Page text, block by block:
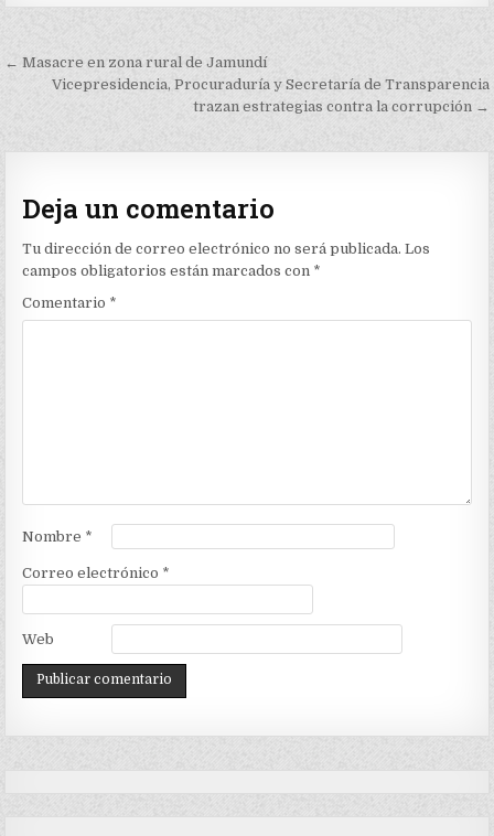
Navegación
← Masacre en zona rural de Jamundí
Vicepresidencia, Procuraduría y Secretaría de Transparencia
trazan estrategias contra la corrupción →
Deja un comentario
Tu dirección de correo electrónico no será publicada. Los
campos obligatorios están marcados con *
Comentario *
Nombre *
Correo electrónico *
Web